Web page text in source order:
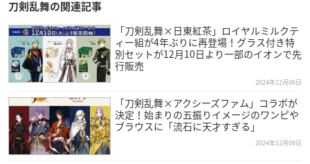
刀剣乱舞の関連記事
「刀剣乱舞×日東紅茶」ロイヤルミルクテ
ィー組が4年ぶりに再登場！グラス付き特
別セットが12月10日より一部のイオンで先
行販売
2024年12月06日
「刀剣乱舞×アクシーズファム」コラボが
決定！始まりの五振りイメージのワンピや
ブラウスに「流石に天才すぎる」
2024年12月09日